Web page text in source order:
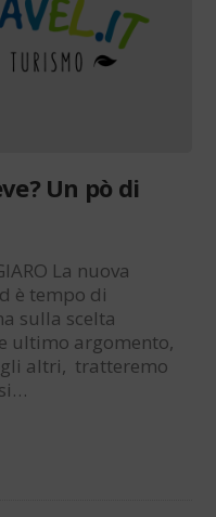
Un pò di
La nuova
è tempo di
sulla scelta
ultimo argomento,
altri, tratteremo